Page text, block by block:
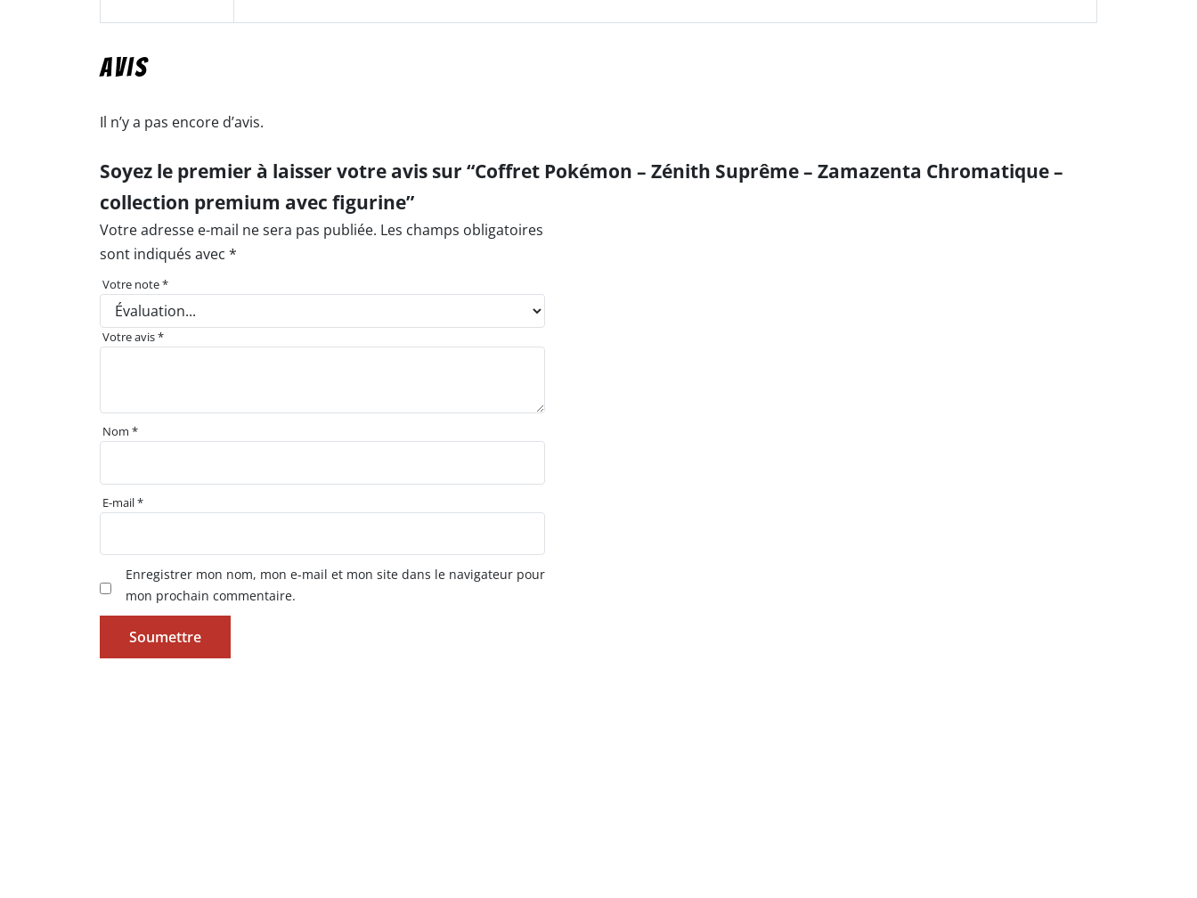
Avis
Il n’y a pas encore d’avis.
Soyez le premier à laisser votre avis sur “Coffret Pokémon – Zénith Suprême – Zamazenta Chromatique –
collection premium avec figurine”
Votre adresse e-mail ne sera pas publiée. Les champs obligatoires
sont indiqués avec *
Votre note*
Votre avis*
Nom*
E-mail*
Enregistrer mon nom, mon e-mail et mon site dans le navigateur pour
mon prochain commentaire.